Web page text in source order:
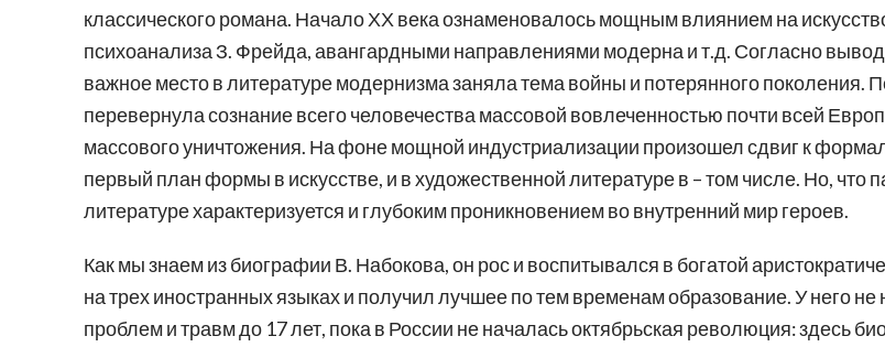
классического романа. Начало ХХ века ознаменовалось мощным влиянием на
психоанализа З. Фрейда, авангардными направлениями модерна и т.д. Согласно
важное место в литературе модернизма заняла тема войны и потерянного поколения.
перевернула сознание всего человечества массовой вовлеченностью почти всей
массового уничтожения. На фоне мощной индустриализации произошел сдвиг к
первый план формы в искусстве, и в художественной литературе в – том числе. Но, что
литературе характеризуется и глубоким проникновением во внутренний мир героев.
Как мы знаем из биографии В. Набокова, он рос и воспитывался в богатой
на трех иностранных языках и получил лучшее по тем временам образование. У него
проблем и травм до 17 лет, пока в России не началась октябрьская революция: здесь